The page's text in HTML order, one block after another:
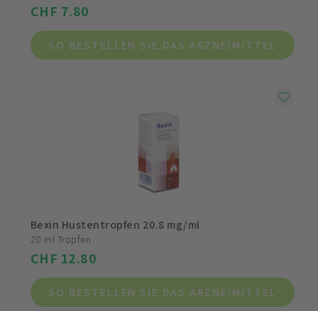
CHF 7.80
SO BESTELLEN SIE DAS ARZNEIMITTEL
Bexin Hustentropfen 20.8 mg/ml
20 ml Tropfen
CHF 12.80
SO BESTELLEN SIE DAS ARZNEIMITTEL